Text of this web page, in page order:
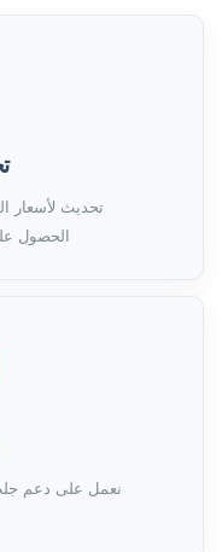
تحديث لأسعار
الحصول
نعمل على دعم